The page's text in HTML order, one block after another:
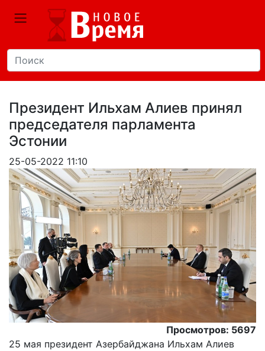
Президент Ильхам Алиев принял
председателя парламента
Эстонии
25-05-2022 11:10
Просмотров: 5697
25 мая президент Азербайджана Ильхам Алиев